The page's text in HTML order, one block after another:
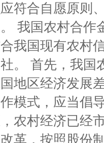
符合自愿原则
我国农村合作
我国现有农村
。 首先，我国
地区经济发展
模式，应当倡
农村经济已经
革，按照股份